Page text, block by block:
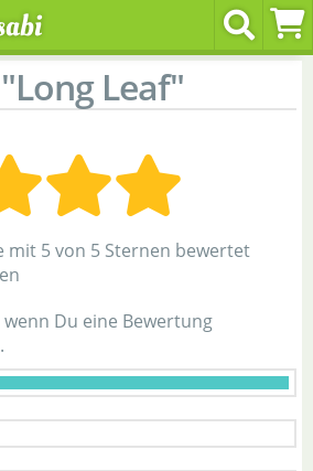
Leaf"
mit 5 von 5 Sternen bewertet
Du eine Bewertung